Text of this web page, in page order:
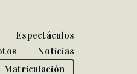
Espectáculos
Noticias
Matriculación